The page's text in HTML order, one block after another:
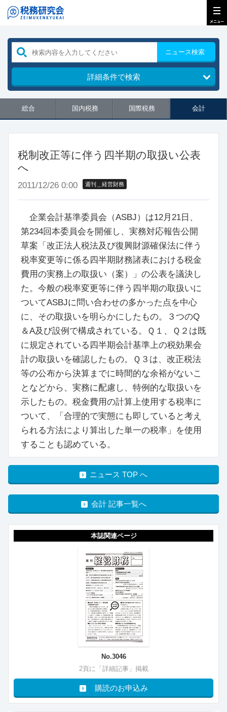
ニュース検索
詳細条件で検索
総合 国内税務 国際税務 会計
税制改正等に伴う四半期の取扱い公表
へ
2011/12/26 0:00 週刊＿経営財務
企業会計基準委員会（ASBJ）は12月21日、
第234回本委員会を開催し、実務対応報告公開
草案「改正法人税法及び復興財源確保法に伴う
税率変更等に係る四半期財務諸表における税金
費用の実務上の取扱い（案）」の公表を議決し
た。今般の税率変更等に伴う四半期の取扱いに
ついてASBJに問い合わせの多かった点を中心
に、その取扱いを明らかにしたもの。３つのQ
＆A及び設例で構成されている。Ｑ１、Ｑ２は既
に規定されている四半期会計基準上の税効果会
計の取扱いを確認したもの。Ｑ３は、改正税法
等の公布から決算までに時間的な余裕がないこ
となどから、実務に配慮し、特例的な取扱いを
示したもの。税金費用の計算上使用する税率に
ついて、「合理的で実態にも即していると考え
られる方法により算出した単一の税率」を使用
することも認めている。
ニュース TOP へ
会計 記事一覧へ
本誌関連ページ
No.3046
2頁に「詳細記事」掲載
購読のお申込み